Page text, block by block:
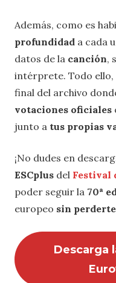
Además, como es
profundidad a cada
datos de la canción,
intérprete. Todo ello,
final del archivo
votaciones oficiales
junto a tus propias
¡No dudes en
ESCplus del Festival
poder seguir la 70ª
europeo sin
Descarga